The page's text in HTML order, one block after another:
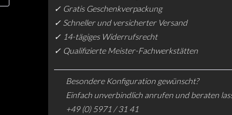
✓ Gratis Geschenkverpackung
✓ Schneller und versicherter Versand
✓ 14-tägiges Widerrufsrecht
✓ Qualifizierte Meister-Fachwerkstätten
Besondere Konfiguration gewünscht?
Einfach unverbindlich anrufen und beraten
+49 (0) 5971 / 31 41